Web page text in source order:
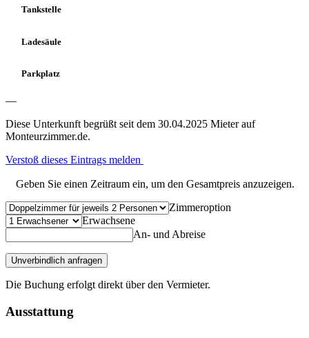
Tankstelle
Ladesäule
Parkplatz
—
Diese Unterkunft begrüßt seit dem 30.04.2025 Mieter auf
Monteurzimmer.de.
Verstoß dieses Eintrags melden
Geben Sie einen Zeitraum ein, um den Gesamtpreis anzuzeigen.
Zimmeroption
Erwachsene
An- und Abreise
Unverbindlich anfragen
Die Buchung erfolgt direkt über den Vermieter.
Ausstattung